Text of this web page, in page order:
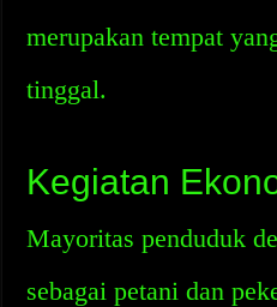
merupakan tempat
tinggal.
Kegiatan
Mayoritas penduduk
sebagai petani dan